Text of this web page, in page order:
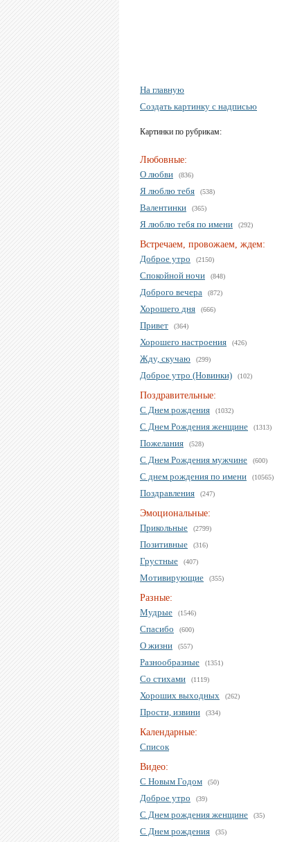
На главную
Создать картинку с надписью
Картинки по рубрикам:
Любовные:
О любви
(836)
Я люблю тебя (538)
Валентинки (365)
Я люблю тебя по имени (292)
Встречаем, провожаем, ждем:
Доброе утро
(2150)
Спокойной ночи (848)
Доброго вечера (872)
Хорошего дня (666)
Привет (364)
Хорошего настроения (426)
Жду, скучаю (299)
Доброе утро (Новинки) (102)
Поздравительные:
С Днем рождения
(1032)
С Днем Рождения женщине (1313)
Пожелания (528)
С Днем Рождения мужчине (600)
С днем рождения по имени (10565)
Поздравления (247)
Эмоциональные:
Прикольные
(2799)
Позитивные (316)
Грустные (407)
Мотивирующие (355)
Разные:
Мудрые
(1546)
Спасибо (600)
О жизни (557)
Разнообразные (1351)
Со стихами (1119)
Хороших выходных (262)
Прости, извини (334)
Календарные:
Список
Видео:
С Новым Годом
(50)
Доброе утро (39)
С Днем рождения женщине (35)
С Днем рождения (35)